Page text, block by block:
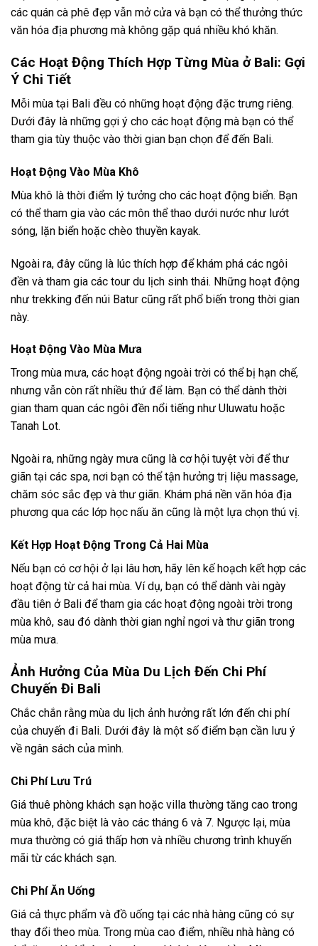
Tháng 9 là thời điểm chuyển giao giữa mùa khô và mùa mưa.
Đây là thời điểm lý tưởng vì lượng khách du lịch giảm dần
thường thấp hơn so với các tháng trước đó.
Nếu bạn không muốn đối mặt với đám đông nhưng vẫn
mong muốn thời tiết đẹp, tháng 9 là giải pháp hoàn hảo.
Mặc dù tháng 1 thuộc mùa mưa, nhưng đây cũng là thời
điểm có giá dịch vụ thấp nhất trong năm. Nếu bạn không
ngại mưa và muốn trải nghiệm Bali một cách thư giãn, tháng
1 có thể là lựa chọn tốt.
Một số địa điểm trong nhà như bảo tàng, chợ nghệ thuật và
các quán cà phê đẹp vẫn mở cửa và bạn có thể thưởng thức
văn hóa địa phương mà không gặp quá nhiều khó khăn.
Các Hoạt Động Thích Hợp Từng Mùa ở Bali: Gợi
Ý Chi Tiết
Mỗi mùa tại Bali đều có những hoạt động đặc trưng riêng.
Dưới đây là những gợi ý cho các hoạt động mà bạn có thể
tham gia tùy thuộc vào thời gian bạn chọn để đến Bali.
Mùa khô là thời điểm lý tưởng cho các hoạt động biển. Bạn
có thể tham gia vào các môn thể thao dưới nước như lướt
sóng, lặn biển hoặc chèo thuyền kayak.
đền và tham gia các tour du lịch sinh thái. Những hoạt động
như trekking đến núi Batur cũng rất phổ biến trong thời gian
này.
Hoạt Động Vào Mùa Mưa
Trong mùa mưa, các hoạt động ngoài trời có thể bị hạn chế,
gian tham quan các ngôi đền nổi tiếng như Uluwatu hoặc
Tanah Lot.
Ngoài ra, những ngày mưa cũng là cơ hội tuyệt vời để thư
giãn tại các spa, nơi bạn có thể tận hưởng trị liệu massage,
phương qua các lớp học nấu ăn cũng là một lựa chọn thú vị.
Kết Hợp Hoạt Động Trong Cả Hai Mùa
Nếu bạn có cơ hội ở lại lâu hơn, hãy lên kế hoạch kết hợp các
hoạt động từ cả hai mùa. Ví dụ, bạn có thể dành vài ngày
mùa khô, sau đó dành thời gian nghỉ ngơi và thư giãn trong
Ảnh Hưởng Của Mùa Du Lịch Đến Chi Phí